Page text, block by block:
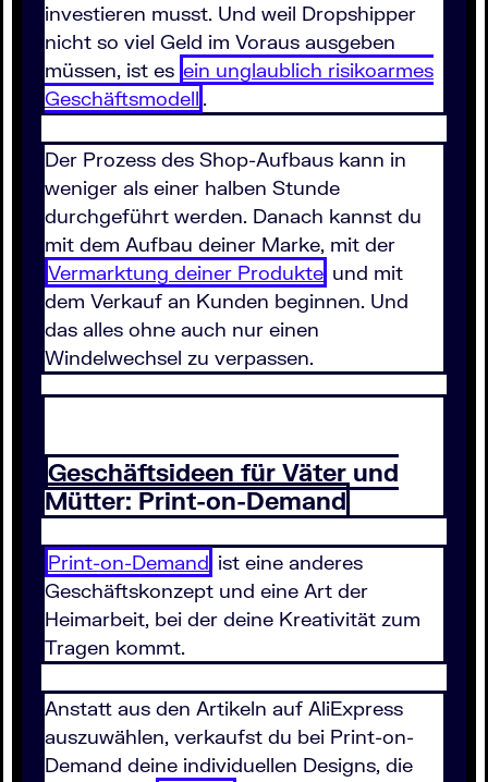
investieren musst. Und weil Dropshipper
nicht so viel Geld im Voraus ausgeben
müssen, ist es ein unglaublich risikoarmes
Geschäftsmodell .
Der Prozess des Shop-Aufbaus kann in
weniger als einer halben Stunde
durchgeführt werden. Danach kannst du
mit dem Aufbau deiner Marke, mit der
Vermarktung deiner Produkte und mit
dem Verkauf an Kunden beginnen. Und
das alles ohne auch nur einen
Windelwechsel zu verpassen.
Geschäftsideen für Väter und
Mütter: Print-on-Demand
Print-on-Demand ist eine anderes
Geschäftskonzept und eine Art der
Heimarbeit, bei der deine Kreativität zum
Tragen kommt.
Anstatt aus den Artikeln auf AliExpress
auszuwählen, verkaufst du bei Print-on-
Demand deine individuellen Designs, die